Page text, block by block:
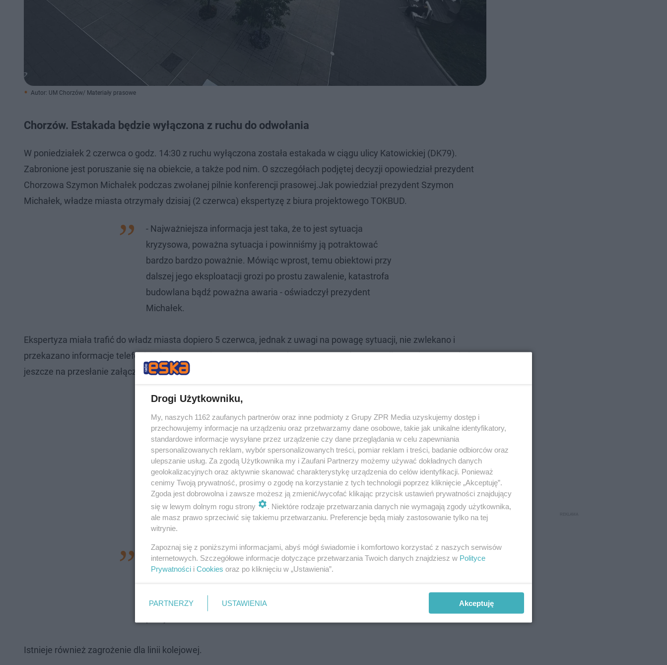
Autor: UM Chorzów/ Materiały prasowe
Chorzów. Estakada będzie wyłączona z ruchu do odwołania
W poniedziałek 2 czerwca o godz. 14:30 z ruchu wyłączona została estakada w ciągu ulicy Katowickiej (DK79).
Zabronione jest poruszanie się na obiekcie, a także pod nim. O szczegółach podjętej decyzji opowiedział prezydent
Chorzowa Szymon Michałek podczas zwołanej pilnie konferencji prasowej.Jak powiedział prezydent Szymon
Michałek, władze miasta otrzymały dzisiaj (2 czerwca) ekspertyzę z biura projektowego TOKBUD.
- Najważniejsza informacja jest taka, że to jest sytuacja
kryzysowa, poważna sytuacja i powinniśmy ją potraktować
bardzo bardzo poważnie. Mówiąc wprost, temu obiektowi przy
dalszej jego eksploatacji grozi po prostu zawalenie, katastrofa
budowlana bądź poważna awaria - oświadczył prezydent
Michałek.
Ekspertyza miała trafić do władz miasta dopiero 5 czerwca, jednak z uwagi na powagę sytuacji, nie zwlekano i
przekazano informacje telefonicznie, a następnie 22-stronnicową ekspertyzę przesłano e-mailem. Miasto oczekuje
jeszcze na przesłanie załączników.
- Najistotniejsza jest informacja, że zarówno ruch uliczny na
obiekcie, jak i ruch pieszy pod obiektem, ruch tramwajowy,
obiektu będą musiały być wyłączone z użytkowania - powiedział
Istnieje również zagrożenie dla linii kolejowej.
Drogi Użytkowniku,
My, naszych 1162 zaufanych partnerów oraz inne podmioty z Grupy ZPR Media uzyskujemy dostęp i
przechowujemy informacje na urządzeniu oraz przetwarzamy dane osobowe, takie jak unikalne identyfikatory,
standardowe informacje wysyłane przez urządzenie czy dane przeglądania w celu zapewniania
spersonalizowanych reklam, wybór spersonalizowanych treści, pomiar reklam i treści, badanie odbiorców oraz
ulepszanie usług. Za zgodą Użytkownika my i Zaufani Partnerzy możemy używać dokładnych danych
geolokalizacyjnych oraz aktywnie skanować charakterystykę urządzenia do celów identyfikacji. Ponieważ
cenimy Twoją prywatność, prosimy o zgodę na korzystanie z tych technologii poprzez kliknięcie „Akceptuję”.
Zgoda jest dobrowolna i zawsze możesz ją zmienić/wycofać klikając przycisk ustawień prywatności znajdujący
się w lewym dolnym rogu strony
. Niektóre rodzaje przetwarzania danych nie wymagają zgody użytkownika,
ale masz prawo sprzeciwić się takiemu przetwarzaniu. Preferencje będą miały zastosowanie tylko na tej
witrynie.
Zapoznaj się z poniższymi informacjami, abyś mógł świadomie i komfortowo korzystać z naszych serwisów
internetowych. Szczegółowe informacje dotyczące przetwarzania Twoich danych znajdziesz w Polityce
Prywatności i Cookies oraz po kliknięciu w „Ustawienia”.
PARTNERZY USTAWIENIA Akceptuję